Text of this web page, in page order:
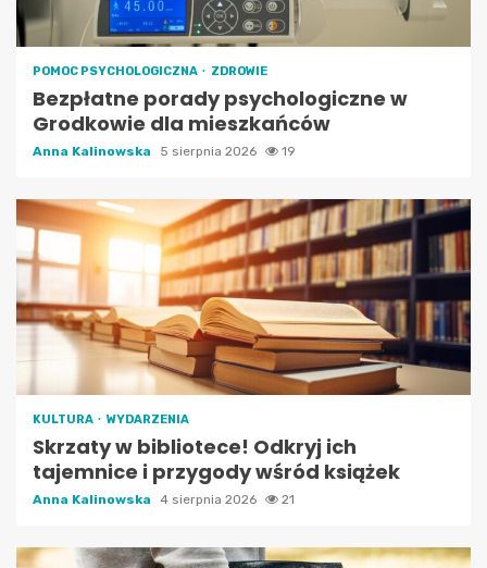
POMOC PSYCHOLOGICZNA ZDROWIE
Bezpłatne porady psychologiczne w
Grodkowie dla mieszkańców
Anna Kalinowska 5 sierpnia 2026 19
KULTURA WYDARZENIA
Skrzaty w bibliotece! Odkryj ich
tajemnice i przygody wśród książek
Anna Kalinowska 4 sierpnia 2026 21